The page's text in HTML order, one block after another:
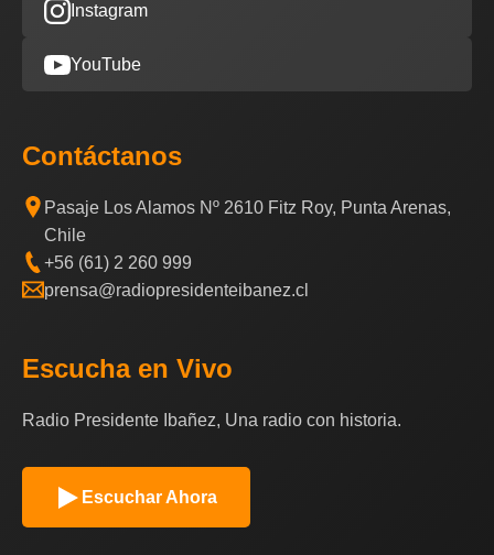
Instagram
YouTube
Contáctanos
Pasaje Los Alamos Nº 2610 Fitz Roy, Punta Arenas,
Chile
+56 (61) 2 260 999
prensa@radiopresidenteibanez.cl
Escucha en Vivo
Radio Presidente Ibañez, Una radio con historia.
Escuchar Ahora